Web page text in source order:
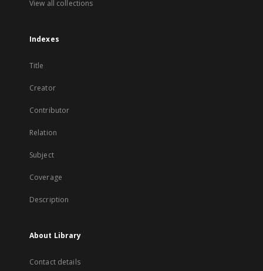
View all collections
Indexes
Title
Creator
Contributor
Relation
Subject
Coverage
Description
About Library
Contact details